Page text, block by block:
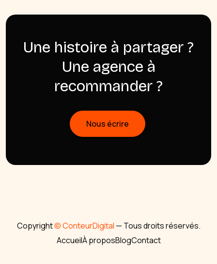
Une histoire à partager ?
Une agence à
recommander ?
Nous écrire
Copyright© ConteurDigital — Tous droits réservés.
AccueilÀ proposBlogContact